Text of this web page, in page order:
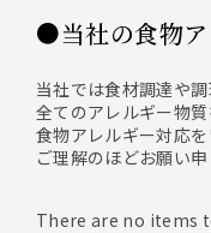
●当社の食物
当社では食材調達や
全てのアレルギー物質
食物アレルギー対応を
ご理解のほどお願い申
There are no items